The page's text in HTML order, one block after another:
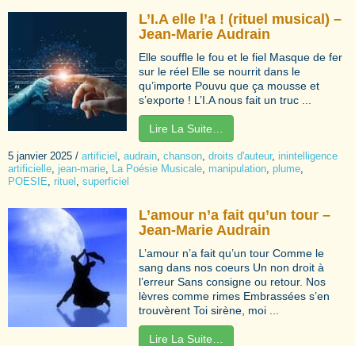
L’I.A elle l’a ! (rituel musical) –
Jean-Marie Audrain
Elle souffle le fou et le fiel Masque de fer
sur le réel Elle se nourrit dans le
qu’importe Pouvu que ça mousse et
s’exporte ! L’I.A nous fait un truc ...
Lire La Suite…
5 janvier 2025 / artificiel audrain chanson droits d'auteur, inintelligence
artificielle jean-marie La Poésie Musicale manipulation plume
POESIE rituel superficiel
L’amour n’a fait qu’un tour –
Jean-Marie Audrain
L’amour n’a fait qu’un tour Comme le
sang dans nos coeurs Un non droit à
l’erreur Sans consigne ou retour. Nos
lèvres comme rimes Embrassées s’en
trouvèrent Toi sirène, moi ...
Lire La Suite…